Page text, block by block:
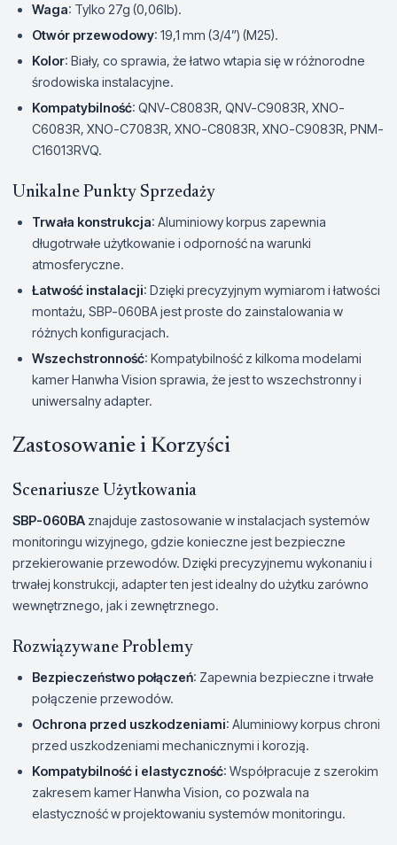
Waga: Tylko 27g (0,06lb).
Otwór przewodowy: 19,1 mm (3/4”) (M25).
Kolor: Biały, co sprawia, że łatwo wtapia się w różnorodne
środowiska instalacyjne.
Kompatybilność: QNV-C8083R, QNV-C9083R, XNO-
C6083R, XNO-C7083R, XNO-C8083R, XNO-C9083R, PNM-
C16013RVQ.
Unikalne Punkty Sprzedaży
Trwała konstrukcja: Aluminiowy korpus zapewnia
długotrwałe użytkowanie i odporność na warunki
atmosferyczne.
Łatwość instalacji: Dzięki precyzyjnym wymiarom i łatwości
montażu, SBP-060BA jest proste do zainstalowania w
różnych konfiguracjach.
Wszechstronność: Kompatybilność z kilkoma modelami
kamer Hanwha Vision sprawia, że jest to wszechstronny i
uniwersalny adapter.
Zastosowanie i Korzyści
Scenariusze Użytkowania
SBP-060BA znajduje zastosowanie w instalacjach systemów
monitoringu wizyjnego, gdzie konieczne jest bezpieczne
przekierowanie przewodów. Dzięki precyzyjnemu wykonaniu i
trwałej konstrukcji, adapter ten jest idealny do użytku zarówno
wewnętrznego, jak i zewnętrznego.
Rozwiązywane Problemy
Bezpieczeństwo połączeń: Zapewnia bezpieczne i trwałe
połączenie przewodów.
Ochrona przed uszkodzeniami: Aluminiowy korpus chroni
przed uszkodzeniami mechanicznymi i korozją.
Kompatybilność i elastyczność: Współpracuje z szerokim
zakresem kamer Hanwha Vision, co pozwala na
elastyczność w projektowaniu systemów monitoringu.